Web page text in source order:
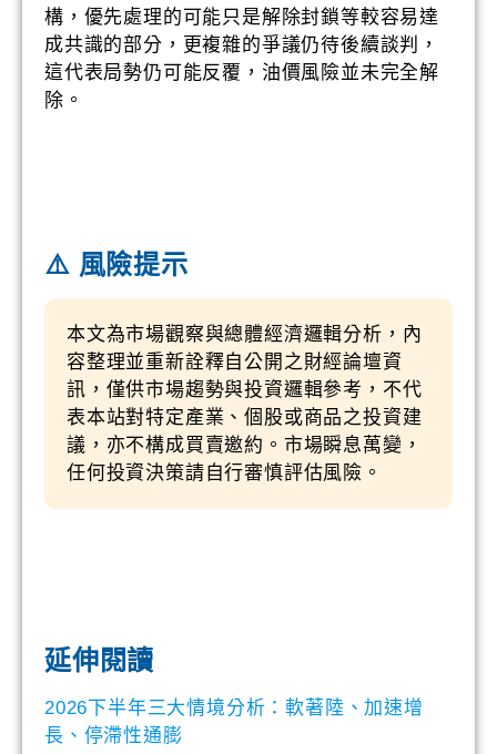
構，優先處理的可能只是解除封鎖等較容易達
成共識的部分，更複雜的爭議仍待後續談判，
這代表局勢仍可能反覆，油價風險並未完全解
除。
⚠️ 風險提示
本文為市場觀察與總體經濟邏輯分析，內
容整理並重新詮釋自公開之財經論壇資
訊，僅供市場趨勢與投資邏輯參考，不代
表本站對特定產業、個股或商品之投資建
議，亦不構成買賣邀約。市場瞬息萬變，
任何投資決策請自行審慎評估風險。
延伸閱讀
2026下半年三大情境分析：軟著陸、加速增
長、停滯性通膨